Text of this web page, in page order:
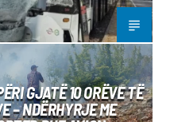
GJATË 10 ORËVE TË
– NDËRHYRJE ME